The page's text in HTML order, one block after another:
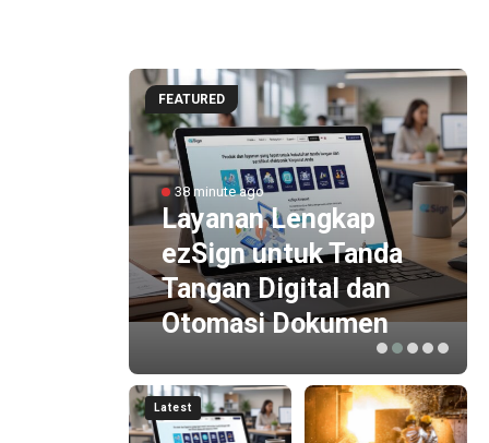
FEATURED
38 minute ago
Layanan Lengkap
ezSign untuk Tanda
Tangan Digital dan
Otomasi Dokumen
Latest